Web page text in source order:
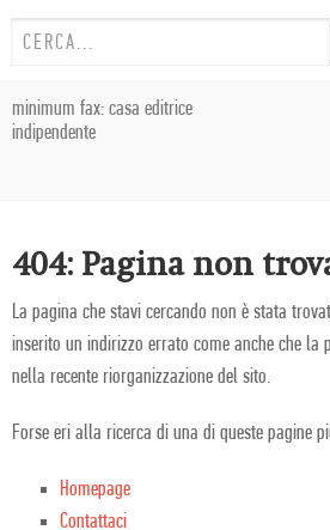
minimum fax: casa editrice
indipendente
404: Pagina non
La pagina che stavi cercando non è stata
inserito un indirizzo errato come anche che la
nella recente riorganizzazione del sito.
Forse eri alla ricerca di una di queste pagine
Homepage
Contattaci